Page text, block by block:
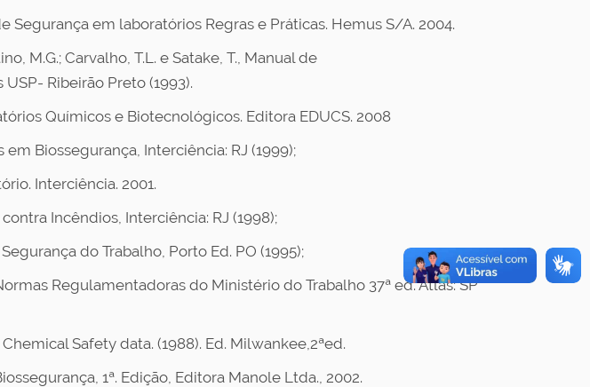
Segurança em laboratórios Regras e Práticas. Hemus S/A. 2004.
M.G.; Carvalho, T.L. e Satake, T., Manual de
Ribeirão Preto (1993).
Químicos e Biotecnológicos. Editora EDUCS. 2008
em Biossegurança, Interciência: RJ (1999);
Interciência. 2001.
Incêndios, Interciência: RJ (1998);
do Trabalho, Porto Ed. PO (1995);
Regulamentadoras do Ministério do Trabalho 37ª ed. Atlas: SP
Safety data. (1988). Ed. Milwankee,2ªed.
1ª. Edição, Editora Manole Ltda., 2002.